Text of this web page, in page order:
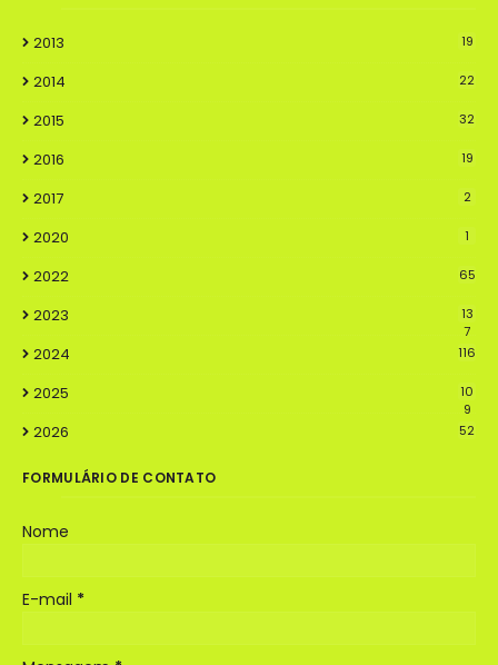
2013 19
2014 22
2015 32
2016 19
2017 2
2020 1
2022 65
2023
13
7
2024 116
2025
10
9
2026 52
FORMULÁRIO DE CONTATO
Nome
E-mail *